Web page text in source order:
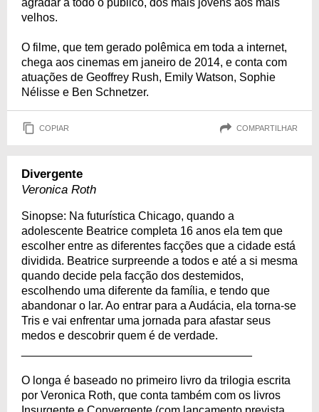
agradar a todo o público, dos mais jovens aos mais
velhos.
O filme, que tem gerado polêmica em toda a internet,
chega aos cinemas em janeiro de 2014, e conta com
atuações de Geoffrey Rush, Emily Watson, Sophie
Nélisse e Ben Schnetzer.
COPIAR COMPARTILHAR
Divergente
Veronica Roth
Sinopse: Na futurística Chicago, quando a
adolescente Beatrice completa 16 anos ela tem que
escolher entre as diferentes facções que a cidade está
dividida. Beatrice surpreende a todos e até a si mesma
quando decide pela facção dos destemidos,
escolhendo uma diferente da família, e tendo que
abandonar o lar. Ao entrar para a Audácia, ela torna-se
Tris e vai enfrentar uma jornada para afastar seus
medos e descobrir quem é de verdade.
O longa é baseado no primeiro livro da trilogia escrita
por Veronica Roth, que conta também com os livros